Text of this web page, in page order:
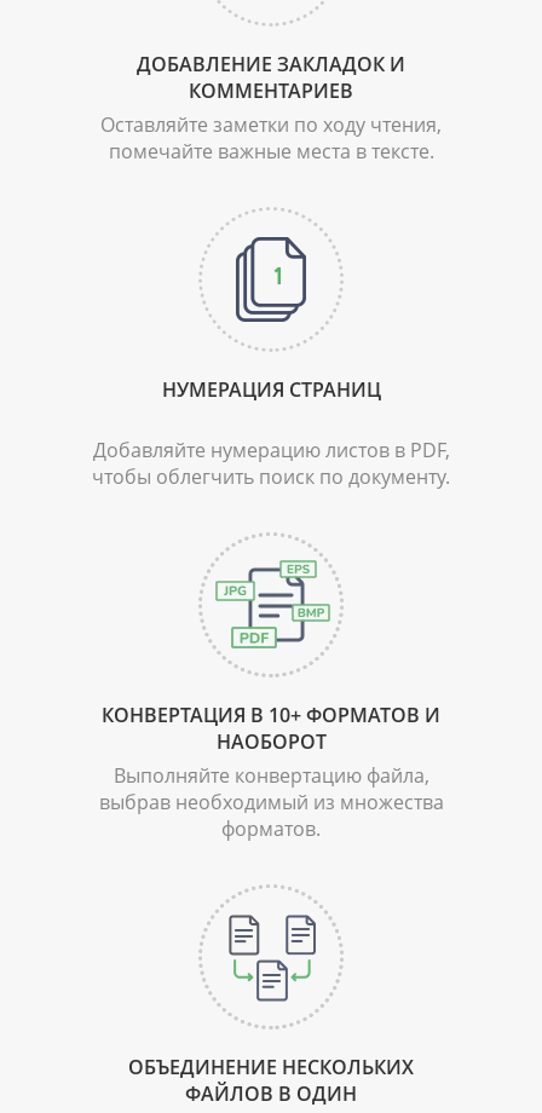
ДОБАВЛЕНИЕ ЗАКЛАДОК И
КОММЕНТАРИЕВ
Оставляйте заметки по ходу чтения,
помечайте важные места в тексте.
НУМЕРАЦИЯ СТРАНИЦ
Добавляйте нумерацию листов в PDF,
чтобы облегчить поиск по документу.
КОНВЕРТАЦИЯ В 10+ФОРМАТОВ И
НАОБОРОТ
Выполняйте конвертацию файла,
выбрав необходимый из множества
форматов.
ОБЪЕДИНЕНИЕ НЕСКОЛЬКИХ
ФАЙЛОВ В ОДИН